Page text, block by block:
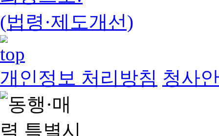
(법령·제도개선)
개인정보 처리방침 청사